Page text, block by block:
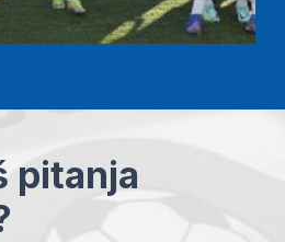
pitanja